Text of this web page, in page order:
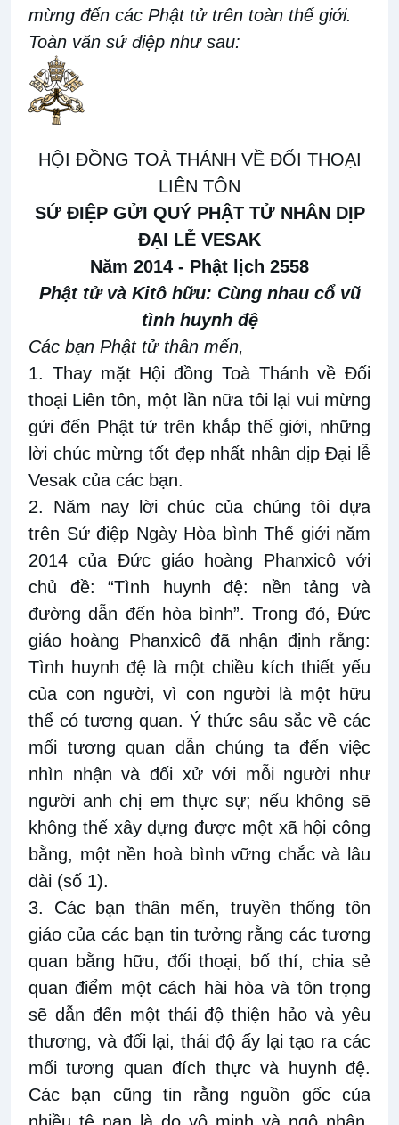
mừng đến các Phật tử trên toàn thế giới.
Toàn văn sứ điệp như sau:
HỘI ĐỒNG TOÀ THÁNH VỀ ĐỐI THOẠI
LIÊN TÔN
SỨ ĐIỆP GỬI QUÝ PHẬT TỬ NHÂN DỊP
ĐẠI LỄ VESAK
Năm 2014 - Phật lịch 2558
Phật tử và Kitô hữu: Cùng nhau cổ vũ
tình huynh đệ
Các bạn Phật tử thân mến,
1. Thay mặt Hội đồng Toà Thánh về Đối
thoại Liên tôn, một lần nữa tôi lại vui mừng
gửi đến Phật tử trên khắp thế giới, những
lời chúc mừng tốt đẹp nhất nhân dịp Đại lễ
Vesak của các bạn.
2. Năm nay lời chúc của chúng tôi dựa
trên Sứ điệp Ngày Hòa bình Thế giới năm
2014 của Đức giáo hoàng Phanxicô với
chủ đề: “Tình huynh đệ: nền tảng và
đường dẫn đến hòa bình”. Trong đó, Đức
giáo hoàng Phanxicô đã nhận định rằng:
Tình huynh đệ là một chiều kích thiết yếu
của con người, vì con người là một hữu
thể có tương quan. Ý thức sâu sắc về các
mối tương quan dẫn chúng ta đến việc
nhìn nhận và đối xử với mỗi người như
người anh chị em thực sự; nếu không sẽ
không thể xây dựng được một xã hội công
bằng, một nền hoà bình vững chắc và lâu
dài (số 1).
3. Các bạn thân mến, truyền thống tôn
giáo của các bạn tin tưởng rằng các tương
quan bằng hữu, đối thoại, bố thí, chia sẻ
quan điểm một cách hài hòa và tôn trọng
sẽ dẫn đến một thái độ thiện hảo và yêu
thương, và đối lại, thái độ ấy lại tạo ra các
mối tương quan đích thực và huynh đệ.
Các bạn cũng tin rằng nguồn gốc của